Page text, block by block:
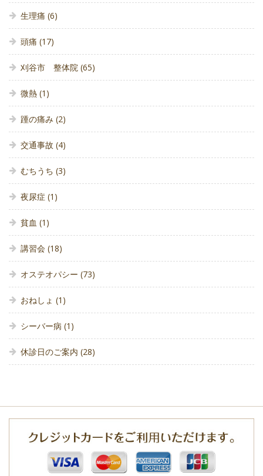
生理痛 (6)
頭痛 (17)
刈谷市 整体院 (65)
微熱 (1)
踵の痛み (2)
交通事故 (4)
むちうち (3)
夜尿症 (1)
貧血 (1)
講習会 (18)
オステオパシー (73)
おねしょ (1)
シーバー病 (1)
休診日のご案内 (28)